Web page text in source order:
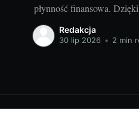
płynność finansowa.
mogą szybko przekształcić
gotówkę, minimalizując
Redakcja
30 lip 2026 • 2 min